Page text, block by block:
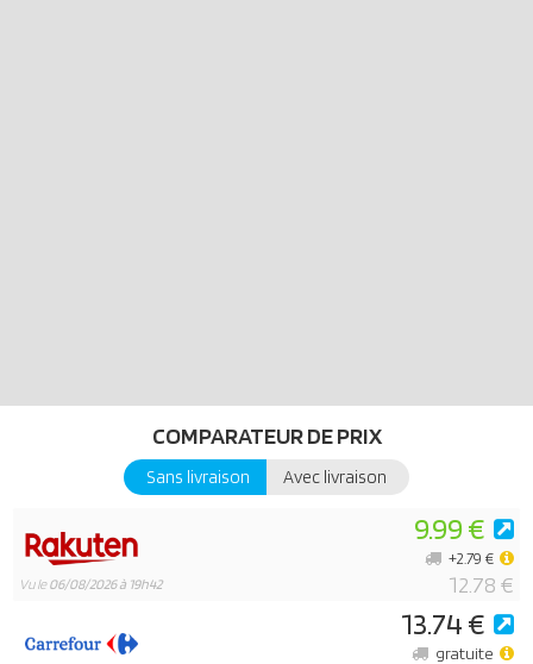
COMPARATEUR DE PRIX
Sans livraison Avec livraison
Vu le06/08/2026 à 19h42
9.99 €
12.78 €
+2.79 €
13.74 €
gratuite